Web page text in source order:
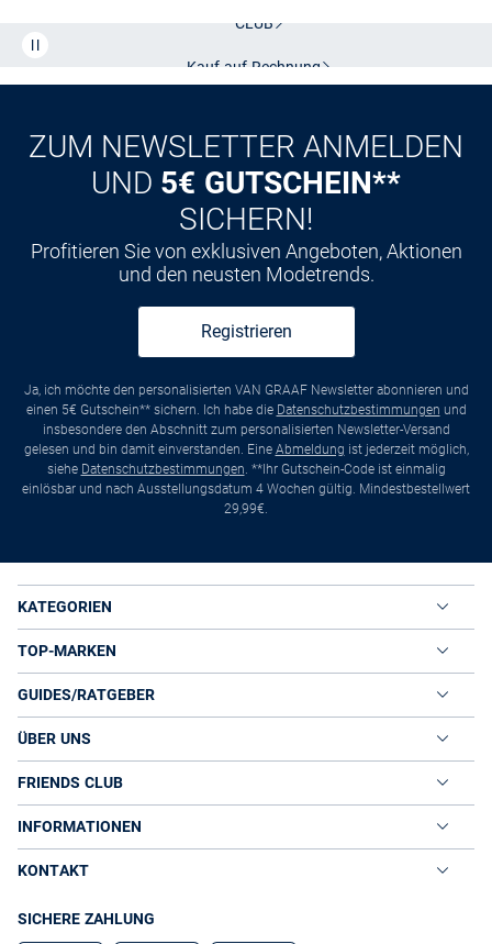
CLUB
Kauf auf Rechnung
ZUM NEWSLETTER ANMELDEN
UND 5€ GUTSCHEIN**
SICHERN!
Profitieren Sie von exklusiven Angeboten, Aktionen
und den neusten Modetrends.
Registrieren
Ja, ich möchte den personalisierten VAN GRAAF Newsletter abonnieren und
einen 5€ Gutschein** sichern. Ich habe die Datenschutzbestimmungen und
insbesondere den Abschnitt zum personalisierten Newsletter-Versand
gelesen und bin damit einverstanden. Eine Abmeldung ist jederzeit möglich,
siehe Datenschutzbestimmungen. **Ihr Gutschein-Code ist einmalig
einlösbar und nach Ausstellungsdatum 4 Wochen gültig. Mindestbestellwert
29,99€.
KATEGORIEN
TOP-MARKEN
GUIDES/RATGEBER
ÜBER UNS
FRIENDS CLUB
INFORMATIONEN
KONTAKT
SICHERE ZAHLUNG